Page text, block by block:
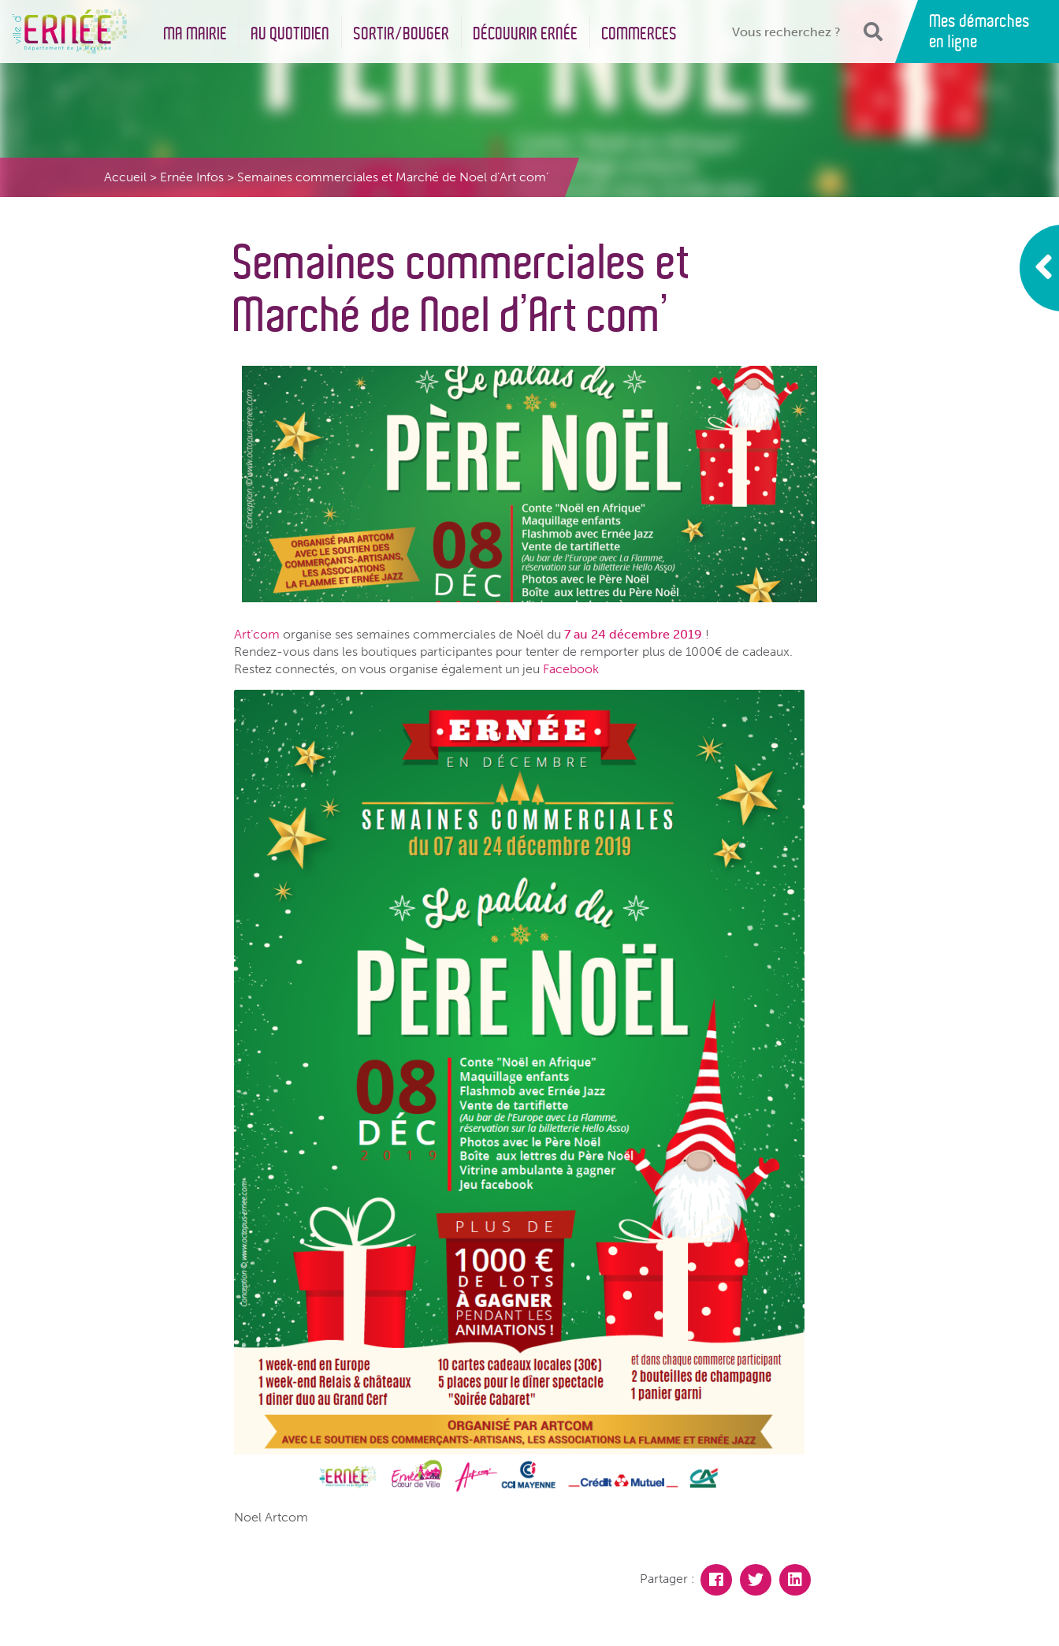
MA MAIRIE AU QUOTIDIEN SORTIR/BOUGER DÉCOUVRIR ERNÉE COMMERCES
Mes démarches
en ligne
Accueil > Ernée Infos > Semaines commerciales et Marché de Noel d’Art com’
Semaines commerciales et
Marché de Noel d’Art com’
Art’com organise ses semaines commerciales de Noël du 7 au 24 décembre 2019 !
Rendez-vous dans les boutiques participantes pour tenter de remporter plus de 1000€ de cadeaux.
Restez connectés, on vous organise également un jeu Facebook
Noel Artcom
Partager :